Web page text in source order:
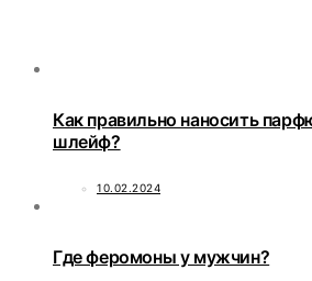
Как правильно наносить
шлейф?
10.02.2024
Где феромоны у мужчин?